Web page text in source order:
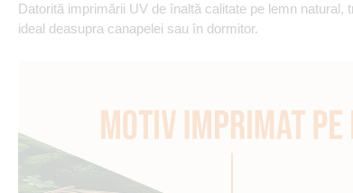
Datorită imprimării UV de înaltă calitate pe lemn
ideal deasupra canapelei sau în dormitor.